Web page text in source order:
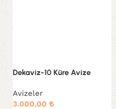
Dekaviz-10 Küre Avize
Avizeler
3.000,00 ₺